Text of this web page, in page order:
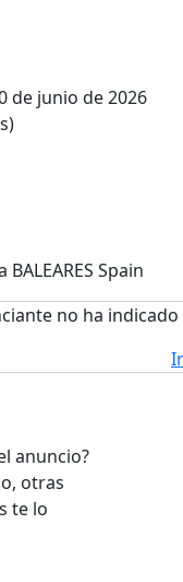
de junio de 2026
Spain
no ha
anuncio?
otras
te lo